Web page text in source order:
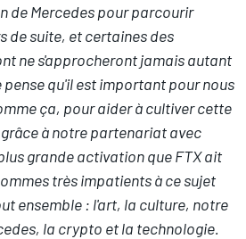
de Mercedes pour parcourir
de suite, et certaines des
ne s'approcheront jamais autant
pense qu'il est important pour nous
ça, pour aider à cultiver cette
à notre partenariat avec
grande activation que FTX ait
très impatients à ce sujet
ensemble : l'art, la culture, notre
la crypto et la technologie.